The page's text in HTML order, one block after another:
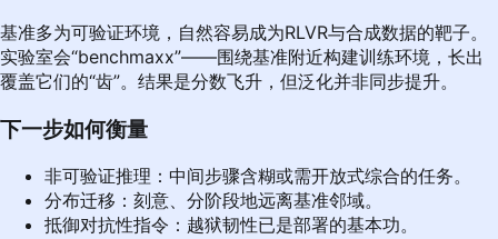
基准多为可验证环境，自然容易成为RLVR与合成数据的靶子。
实验室会“benchmaxx”——围绕基准附近构建训练环境，长出
覆盖它们的“齿”。结果是分数飞升，但泛化并非同步提升。
下一步如何衡量
非可验证推理：中间步骤含糊或需开放式综合的任务。
分布迁移：刻意、分阶段地远离基准邻域。
抵御对抗性指令：越狱韧性已是部署的基本功。